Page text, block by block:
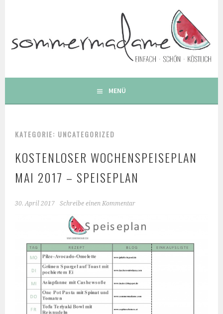
FOODBLOG – GESUNDE LECKERE EINFACHE BUNTE UND
BESONDERE REZEPTE
MENÜ
KATEGORIE: UNCATEGORIZED
KOSTENLOSER WOCHENSPEISEPLAN
MAI 2017 – SPEISEPLAN
30. April 2017 Schreibe einen Kommentar